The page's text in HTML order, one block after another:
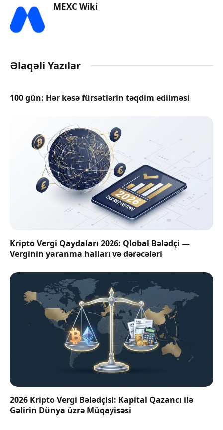
MEXC Wiki
Əlaqəli Yazılar
100 gün: Hər kəsə fürsətlərin təqdim edilməsi
Kripto Vergi Qaydaları 2026: Qlobal Bələdçi —
Verginin yaranma halları və dərəcələri
2026 Kripto Vergi Bələdçisi: Kapital Qazancı ilə
Gəlirin Dünya üzrə Müqayisəsi